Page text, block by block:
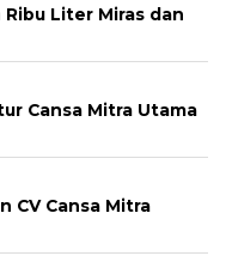
Liter Miras dan
Cansa Mitra Utama
CV Cansa Mitra